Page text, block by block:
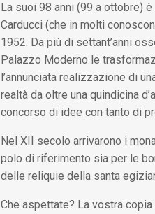
La suoi 98 anni (99 a ottobre)
Carducci (che in molti
1952. Da più di settant’anni
Palazzo Moderno le
l’annunciata realizzazione di
realtà da oltre una quindicina
concorso di idee con tanto di
Nel XII secolo arrivarono i
polo di riferimento sia per le
delle reliquie della santa
Che aspettate? La vostra